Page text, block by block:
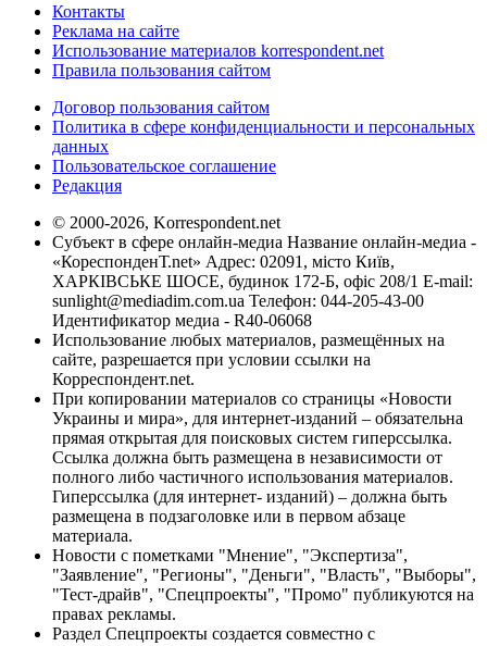
Контакты
Реклама на сайте
Использование материалов korrespondent.net
Правила пользования сайтом
Договор пользования сайтом
Политика в сфере конфиденциальности и персональных
данных
Пользовательское соглашение
Редакция
© 2000-2026, Korrespondent.net
Субъект в сфере онлайн-медиа Название онлайн-медиа -
«КореспонденТ.net» Адрес: 02091, місто Київ,
ХАРКІВСЬКЕ ШОСЕ, будинок 172-Б, офіс 208/1 E-mail:
sunlight@mediadim.com.ua Телефон: 044-205-43-00
Идентификатор медиа - R40-06068
Использование любых материалов, размещённых на
сайте, разрешается при условии ссылки на
Корреспондент.net.
При копировании материалов со страницы «Новости
Украины и мира», для интернет-изданий – обязательна
прямая открытая для поисковых систем гиперссылка.
Ссылка должна быть размещена в независимости от
полного либо частичного использования материалов.
Гиперссылка (для интернет- изданий) – должна быть
размещена в подзаголовке или в первом абзаце
материала.
Новости с пометками "Мнение", "Экспертиза",
"Заявление", "Регионы", "Деньги", "Власть", "Выборы",
"Тест-драйв", "Спецпроекты", "Промо" публикуются на
правах рекламы.
Раздел Спецпроекты создается совместно с